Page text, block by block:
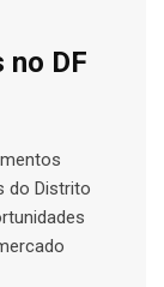
DF
do Distrito